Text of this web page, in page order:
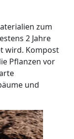
zum
2 Jahre
wird. Kompost
Pflanzen vor
und